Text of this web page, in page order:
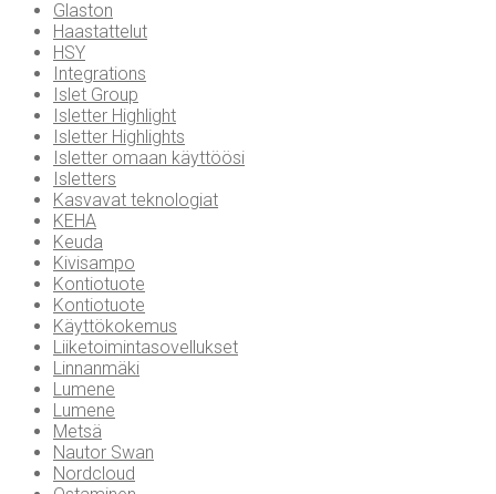
Glaston
Haastattelut
HSY
Integrations
Islet Group
Isletter Highlight
Isletter Highlights
Isletter omaan käyttöösi
Isletters
Kasvavat teknologiat
KEHA
Keuda
Kivisampo
Kontiotuote
Kontiotuote
Käyttökokemus
Liiketoimintasovellukset
Linnanmäki
Lumene
Lumene
Metsä
Nautor Swan
Nordcloud